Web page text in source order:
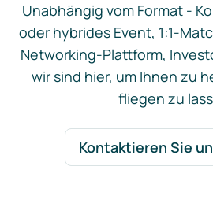
Unabhängig vom Format -
oder hybrides Event, 1:1-
Networking-Plattform,
wir sind hier, um Ihnen zu
fliegen zu
Kontaktieren Sie